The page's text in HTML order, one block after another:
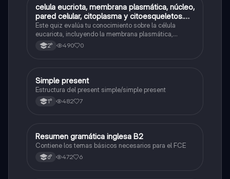
CBiología
celula eucriota, membrana plasmática, núcleo,
pared celular, citoplasma y citoesqueletos.
nombre se las partes de la celula eucariota
Este quiz evalúa tu conocimiento sobre la célula
eucariota, incluyendo la membrana plasmática,
núcleo, pared celular, citoplasma y citoesqueleto.
2° 490 0
Inglés
Simple present
Estructura del present simple/simple present
1° 482 7
Inglés
Resumen gramática inglesa B2
Contiene los temas básicos necesarios para el FCE
6° 472 6